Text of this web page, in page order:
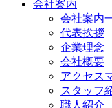
会社案内
会社案内
代表挨拶
企業理念
会社概要
アクセス
スタッフ
職人紹介